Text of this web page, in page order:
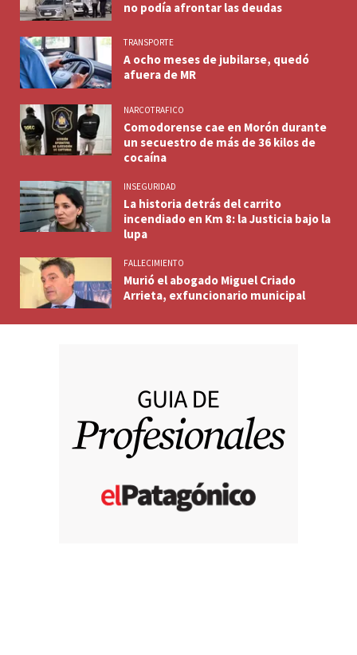
no podía afrontar las deudas
TRANSPORTE
A ocho meses de jubilarse, quedó
afuera de MR
NARCOTRAFICO
Comodorense cae en Morón durante
un secuestro de más de 36 kilos de
cocaína
INSEGURIDAD
La historia detrás del carrito
incendiado en Km 8: la Justicia bajo la
lupa
FALLECIMIENTO
Murió el abogado Miguel Criado
Arrieta, exfuncionario municipal